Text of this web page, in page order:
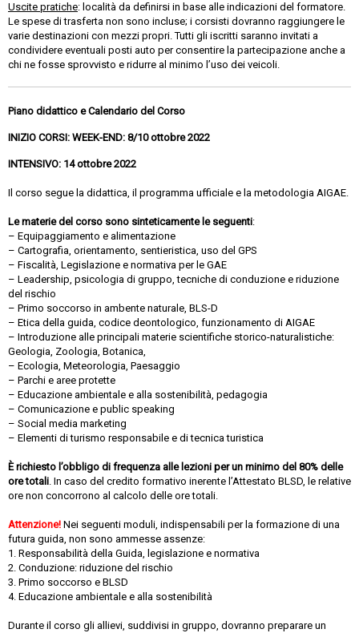
Uscite pratiche: località da definirsi in base alle indicazioni del formatore.
Le spese di trasferta non sono incluse; i corsisti dovranno raggiungere le
varie destinazioni con mezzi propri. Tutti gli iscritti saranno invitati a
condividere eventuali posti auto per consentire la partecipazione anche a
chi ne fosse sprovvisto e ridurre al minimo l’uso dei veicoli.
Piano didattico e Calendario del Corso
INIZIO CORSI: WEEK-END: 8/10 ottobre 2022
INTENSIVO: 14 ottobre 2022
Il corso segue la didattica, il programma ufficiale e la metodologia AIGAE.
Le materie del corso sono sinteticamente le seguenti:
– Equipaggiamento e alimentazione
– Cartografia, orientamento, sentieristica, uso del GPS
– Fiscalità, Legislazione e normativa per le GAE
– Leadership, psicologia di gruppo, tecniche di conduzione e riduzione
del rischio
– Primo soccorso in ambente naturale, BLS-D
– Etica della guida, codice deontologico, funzionamento di AIGAE
– Introduzione alle principali materie scientifiche storico-naturalistiche:
Geologia, Zoologia, Botanica,
– Ecologia, Meteorologia, Paesaggio
– Parchi e aree protette
– Educazione ambientale e alla sostenibilità, pedagogia
– Comunicazione e public speaking
– Social media marketing
– Elementi di turismo responsabile e di tecnica turistica
È richiesto l’obbligo di frequenza alle lezioni per un minimo del 80% delle
ore totali. In caso del credito formativo inerente l’Attestato BLSD, le relative
ore non concorrono al calcolo delle ore totali.
Attenzione! Nei seguenti moduli, indispensabili per la formazione di una
futura guida, non sono ammesse assenze:
1. Responsabilità della Guida, legislazione e normativa
2. Conduzione: riduzione del rischio
3. Primo soccorso e BLSD
4. Educazione ambientale e alla sostenibilità
Durante il corso gli allievi, suddivisi in gruppo, dovranno preparare un